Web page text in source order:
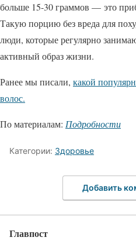
больше 15-30 граммов — это
Такую порцию без вреда для
люди, которые регулярно
активный образ жизни.
Ранее мы писали, какой
волос.
По материалам: Подробности
Категории: Здоровье
Добавить
Главпост